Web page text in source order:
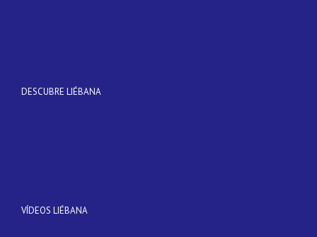
DESCUBRE LIÉBANA
VÍDEOS LIÉBANA